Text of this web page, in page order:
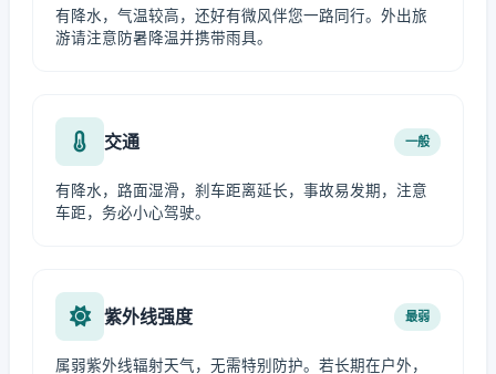
有降水，气温较高，还好有微风伴您一路同行。外出旅
游请注意防暑降温并携带雨具。
交通 一般
有降水，路面湿滑，刹车距离延长，事故易发期，注意
车距，务必小心驾驶。
紫外线强度 最弱
属弱紫外线辐射天气，无需特别防护。若长期在户外，